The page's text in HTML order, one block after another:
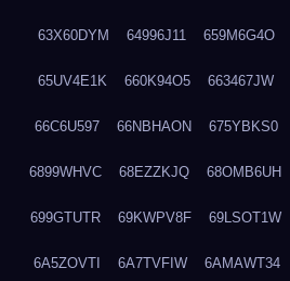
63X60DYM 64996J11 659M6G4O
65UV4E1K 660K94O5 663467JW
66C6U597 66NBHAON 675YBKS0
6899WHVC 68EZZKJQ 68OMB6UH
699GTUTR 69KWPV8F 69LSOT1W
6A5ZOVTI 6A7TVFIW 6AMAWT34